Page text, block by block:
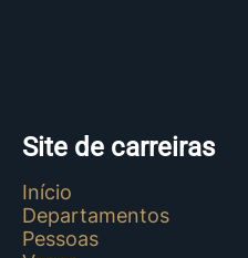
Site de carreiras
Início
Departamentos
Pessoas